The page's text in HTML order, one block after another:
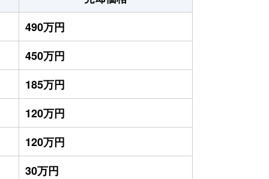
490万円
450万円
185万円
120万円
120万円
30万円